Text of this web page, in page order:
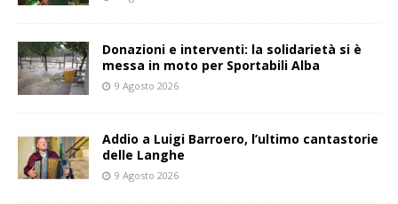
Donazioni e interventi: la solidarietà si è
messa in moto per Sportabili Alba
9 Agosto 2026
Addio a Luigi Barroero, l’ultimo cantastorie
delle Langhe
9 Agosto 2026